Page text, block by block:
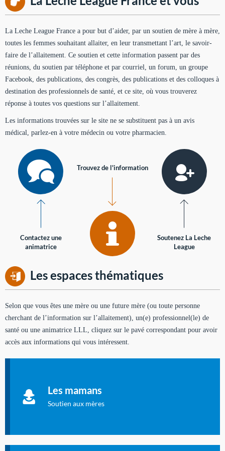
La Leche League France a pour but d’aider, par un soutien de mère à mère,
toutes les femmes souhaitant allaiter, en leur transmettant l’art, le savoir-
faire de l’allaitement. Ce soutien et cette information passent par des
réunions, du soutien par téléphone et par courriel, un forum, un groupe
Facebook, des publications, des congrès, des publications et des colloques à
destination des professionnels de santé, et ce site, où vous trouverez
réponse à toutes vos questions sur l’allaitement.
Les informations trouvées sur le site ne se substituent pas à un avis
médical, parlez-en à votre médecin ou votre pharmacien.
Contactez une
animatrice
Trouvez de l'information
Soutenez La Leche
League
Les espaces thématiques
Selon que vous êtes une mère ou une future mère (ou toute personne
cherchant de l’information sur l’allaitement), un(e) professionnel(le) de
santé ou une animatrice LLL, cliquez sur le pavé correspondant pour avoir
accès aux informations qui vous intéressent.
Les mamans
Soutien aux mères
à allaiter et vous informer : toutes les rubriques qui
concernent l'allaitement.